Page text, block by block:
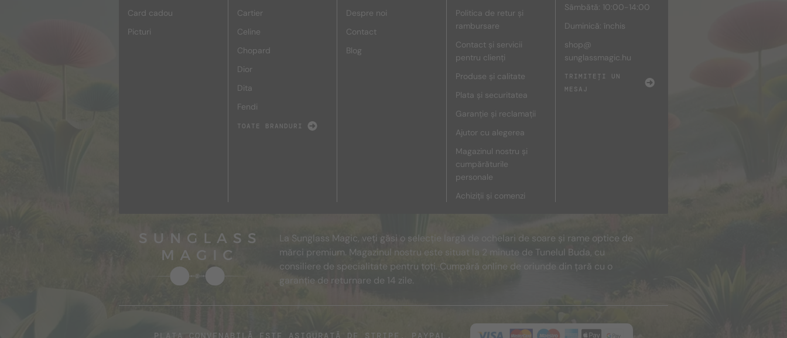
Card cadou
Picturi
Cartier
Celine
Chopard
Dior
Dita
Fendi
TOATE BRANDURI
Despre noi
Contact
Blog
Politica de retur și
rambursare
Contact și servicii
pentru clienți
Produse și calitate
Plata și securitatea
Garanție și reclamații
Ajutor cu alegerea
Magazinul nostru și
cumpărăturile
personale
Achiziții și comenzi
Sâmbătă: 10:00-14:00
Duminică: închis
shop@
sunglassmagic.hu
TRIMITEȚI UN
MESAJ
La Sunglass Magic, veți găsi o selecție largă de ochelari de soare și rame optice de
mărci premium. Magazinul nostru este situat la 2 minute de Tunelul Buda, cu
consiliere de specialitate pentru toți. Cumpără online de oriunde din țară cu o
garanție de returnare de 14 zile.
PLATA CONVENABILĂ ESTE ASIGURATĂ DE STRIPE, PAYPAL.